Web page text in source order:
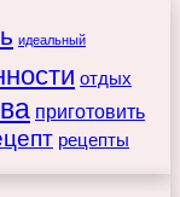
идеальный
отдых
приготовить
рецепты